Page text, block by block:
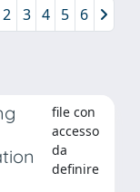
2 3 4 5 6
file con
accesso
da
definire